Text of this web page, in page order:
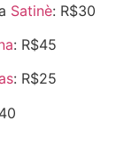
Satinè: R$30
: R$45
: R$25